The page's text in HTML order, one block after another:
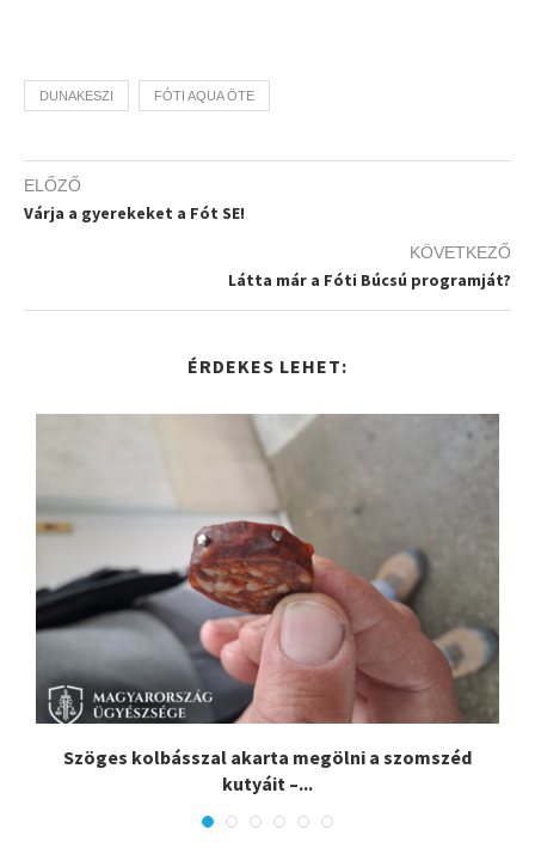
DUNAKESZI FÓTI AQUA ÖTE
ELŐZŐ
Várja a gyerekeket a Fót SE!
KÖVETKEZŐ
Látta már a Fóti Búcsú programját?
ÉRDEKES LEHET:
Szöges kolbásszal akarta megölni a szomszéd
kutyáit –...